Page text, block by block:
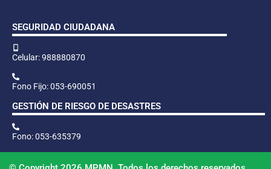
SEGURIDAD CIUDADANA
Celular: 988880870
Fono Fijo: 053-690051
GESTIÓN DE RIESGO DE DESASTRES
Fono: 053-635379